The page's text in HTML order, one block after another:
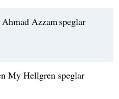
Azzam speglar
My Hellgren speglar